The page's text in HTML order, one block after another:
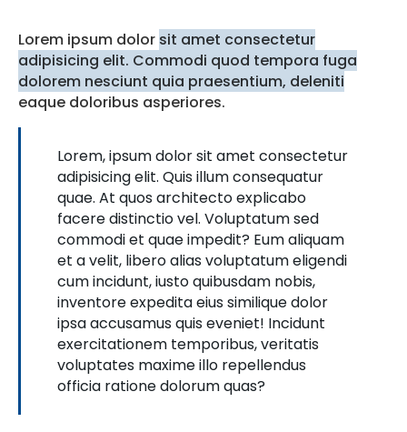
Lorem ipsum dolor sit amet consectetur
adipisicing elit. Commodi quod tempora fuga
dolorem nesciunt quia praesentium, deleniti
eaque doloribus asperiores.
Lorem, ipsum dolor sit amet consectetur
adipisicing elit. Quis illum consequatur
quae. At quos architecto explicabo
facere distinctio vel. Voluptatum sed
commodi et quae impedit? Eum aliquam
et a velit, libero alias voluptatum eligendi
cum incidunt, iusto quibusdam nobis,
inventore expedita eius similique dolor
ipsa accusamus quis eveniet! Incidunt
exercitationem temporibus, veritatis
voluptates maxime illo repellendus
officia ratione dolorum quas?